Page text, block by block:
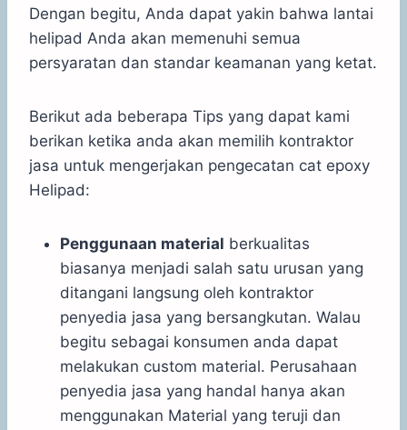
Dengan begitu, Anda dapat yakin bahwa lantai
helipad Anda akan memenuhi semua
persyaratan dan standar keamanan yang ketat.
Berikut ada beberapa Tips yang dapat kami
berikan ketika anda akan memilih kontraktor
jasa untuk mengerjakan pengecatan cat epoxy
Helipad:
Penggunaan material berkualitas
biasanya menjadi salah satu urusan yang
ditangani langsung oleh kontraktor
penyedia jasa yang bersangkutan. Walau
begitu sebagai konsumen anda dapat
melakukan custom material. Perusahaan
penyedia jasa yang handal hanya akan
menggunakan Material yang teruji dan